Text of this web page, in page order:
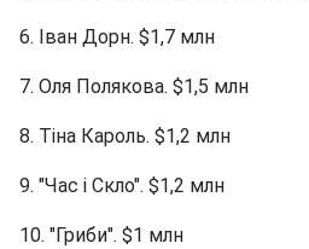
6. Іван Дорн. $1,7 млн
7. Оля Полякова. $1,5 млн
8. Тіна Кароль. $1,2 млн
9. "Час і Скло". $1,2 млн
10. "Гриби". $1 млн